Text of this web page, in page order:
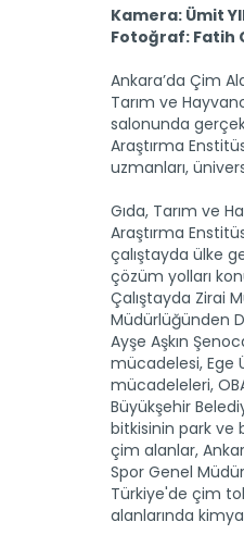
Kamera: Ümit
Fotoğraf: Fatih
Ankara’da Çim
Tarım ve
salonunda
Araştırma
uzmanları,
Gıda, Tarım ve
Araştırma
çalıştayda ülke
çözüm yolları
Çalıştayda Zirai
Müdürlüğünden
Ayşe Aşkın
mücadelesi, Ege
mücadeleleri,
Büyükşehir
bitkisinin park ve
çim alanlar,
Spor Genel
Türkiye'de çim
alanlarında